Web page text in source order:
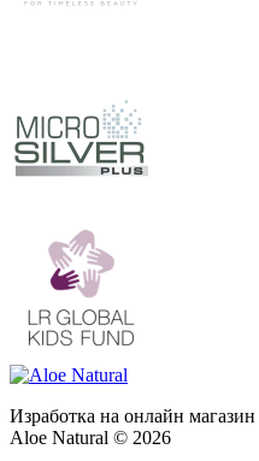
Изработка на онлайн магазин
Aloe Natural © 2026